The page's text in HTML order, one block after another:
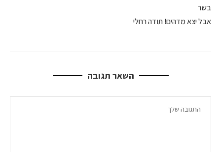
בשר
אבל יצא מדהים! תודה רחלי
השאר תגובה